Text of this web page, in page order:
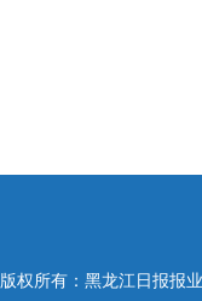
版权所有：黑龙江日报报